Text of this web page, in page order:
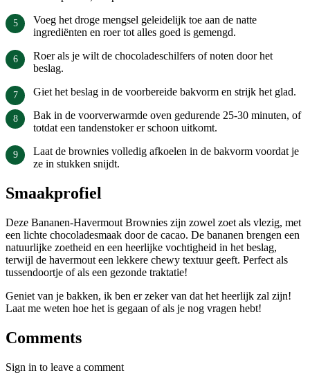
Voeg het droge mengsel geleidelijk toe aan de natte
ingrediënten en roer tot alles goed is gemengd.
Roer als je wilt de chocoladeschilfers of noten door het
beslag.
Giet het beslag in de voorbereide bakvorm en strijk het glad.
Bak in de voorverwarmde oven gedurende 25-30 minuten, of
totdat een tandenstoker er schoon uitkomt.
Laat de brownies volledig afkoelen in de bakvorm voordat je
ze in stukken snijdt.
Smaakprofiel
Deze Bananen-Havermout Brownies zijn zowel zoet als vlezig, met
een lichte chocoladesmaak door de cacao. De bananen brengen een
natuurlijke zoetheid en een heerlijke vochtigheid in het beslag,
terwijl de havermout een lekkere chewy textuur geeft. Perfect als
tussendoortje of als een gezonde traktatie!
Geniet van je bakken, ik ben er zeker van dat het heerlijk zal zijn!
Laat me weten hoe het is gegaan of als je nog vragen hebt!
Comments
Sign in to leave a comment